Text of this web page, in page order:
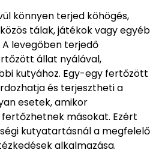
könnyen terjed köhögés,
tálak, játékok vagy egyéb
levegőben terjedő
állat nyálával,
kutyához. Egy-egy fertőzött
és terjesztheti a
esetek, amikor
másokat. Ezért
kutyatartásnál a megfelelő
alkalmazása.